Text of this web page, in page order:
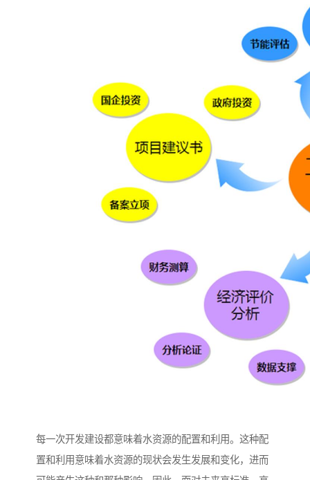
每一次开发建设都意味着水资源的配置和利用。这种配
置和利用意味着水资源的现状会发生发展和变化，进而